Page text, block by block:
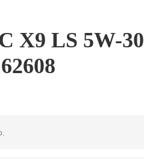
X9 LS 5W-30